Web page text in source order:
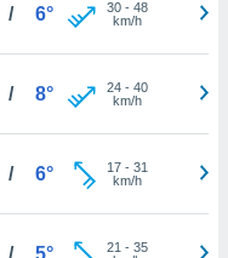
/ 6° 30- 48
km/h
/ 8° 24- 40
km/h
/ 6° 17- 31
km/h
/ 5° 21 - 35